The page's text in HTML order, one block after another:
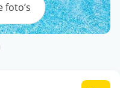
foto’s